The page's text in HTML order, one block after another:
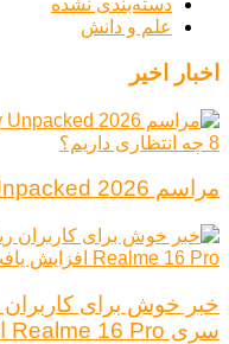
دسته‌بندی نشده
علم و دانش
اخبار اخیر
مراسم Galaxy Unpacked 2026
خبر خوش برای کاربران
سری Realme 16 Pro افزایش یافت